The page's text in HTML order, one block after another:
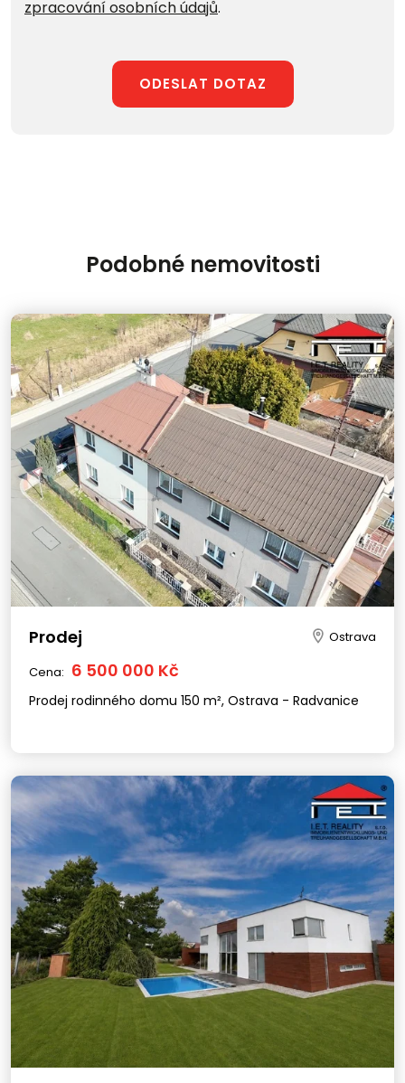
zpracování osobních údajů.
ODESLAT DOTAZ
Podobné nemovitosti
Prodej Ostrava
Cena: 6 500 000 Kč
Prodej rodinného domu 150 m², Ostrava - Radvanice